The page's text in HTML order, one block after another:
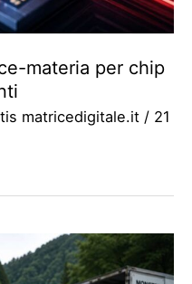
materia per chip
matricedigitale.it / 21